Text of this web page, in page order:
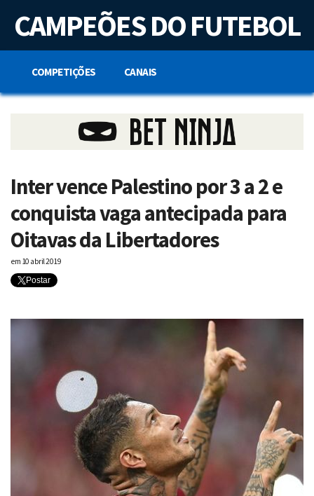
t
n
CAMPEÕES DO FUTEBOL
COMPETIÇÕES CANAIS
Inter vence Palestino por 3 a 2 e
conquista vaga antecipada para
Oitavas da Libertadores
em 10 abril 2019
Postar